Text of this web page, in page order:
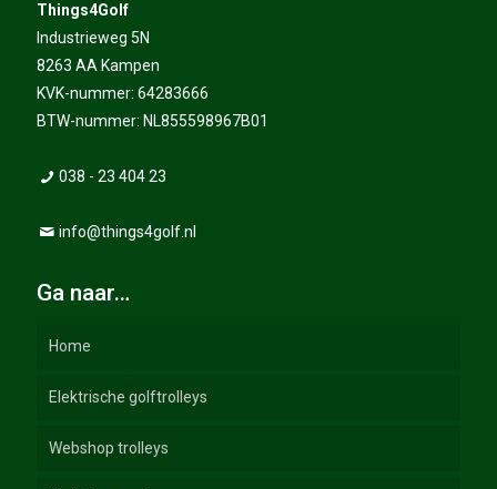
Things4Golf
Industrieweg 5N
8263 AA Kampen
KVK-nummer: 64283666
BTW-nummer: NL855598967B01
038 - 23 404 23
info@things4golf.nl
Ga naar…
Home
Elektrische golftrolleys
Webshop trolleys